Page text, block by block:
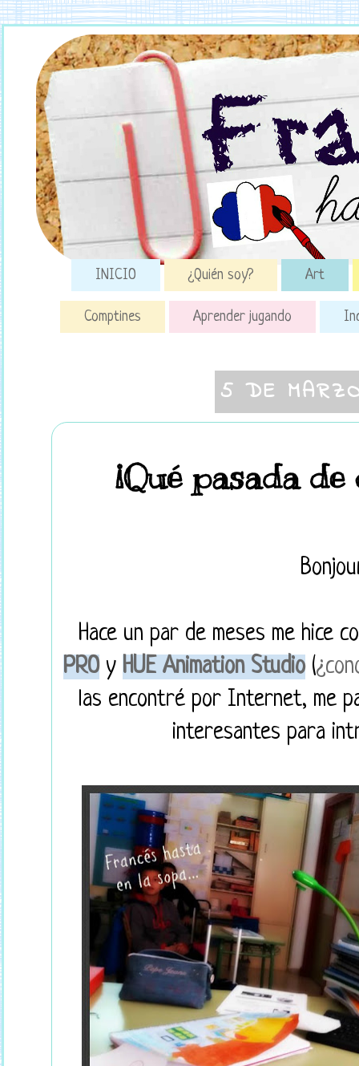
INICIO ¿Quién soy? Art
Comptines Aprender jugando
5 DE
¡Qué pasada
Hace un par de meses me hice
PROy HUE Animation Studio(
las encontré por Internet, me
interesantes para